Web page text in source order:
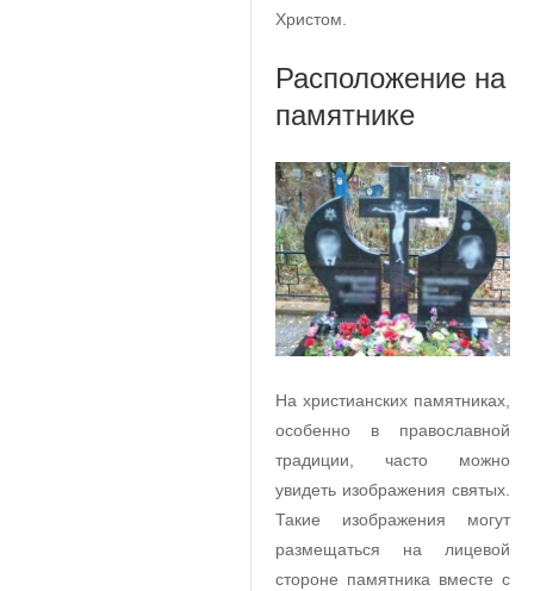
Христом.
Расположение на
памятнике
На христианских памятниках,
особенно в православной
традиции, часто можно
увидеть изображения святых.
Такие изображения могут
размещаться на лицевой
стороне памятника вместе с